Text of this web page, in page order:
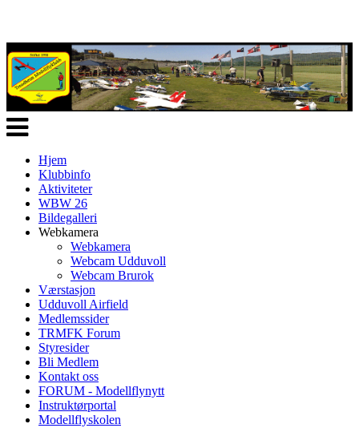
Veksle
navigasjon
Hjem
Klubbinfo
Aktiviteter
WBW 26
Bildegalleri
Webkamera
Webkamera
Webcam Udduvoll
Webcam Brurok
Værstasjon
Udduvoll Airfield
Medlemssider
TRMFK Forum
Styresider
Bli Medlem
Kontakt oss
FORUM - Modellflynytt
Instruktørportal
Modellflyskolen